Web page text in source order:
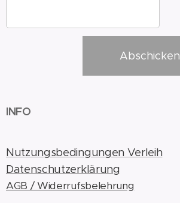
Abschicken
INFO
Nutzungsbedingungen Verleih
Datenschutzerklärung
AGB / Widerrufsbelehrung